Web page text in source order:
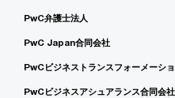
PwC弁護士法人
PwC Japan合同会社
PwCビジネストランスフォーメーシ
PwCビジネスアシュアランス合同会社